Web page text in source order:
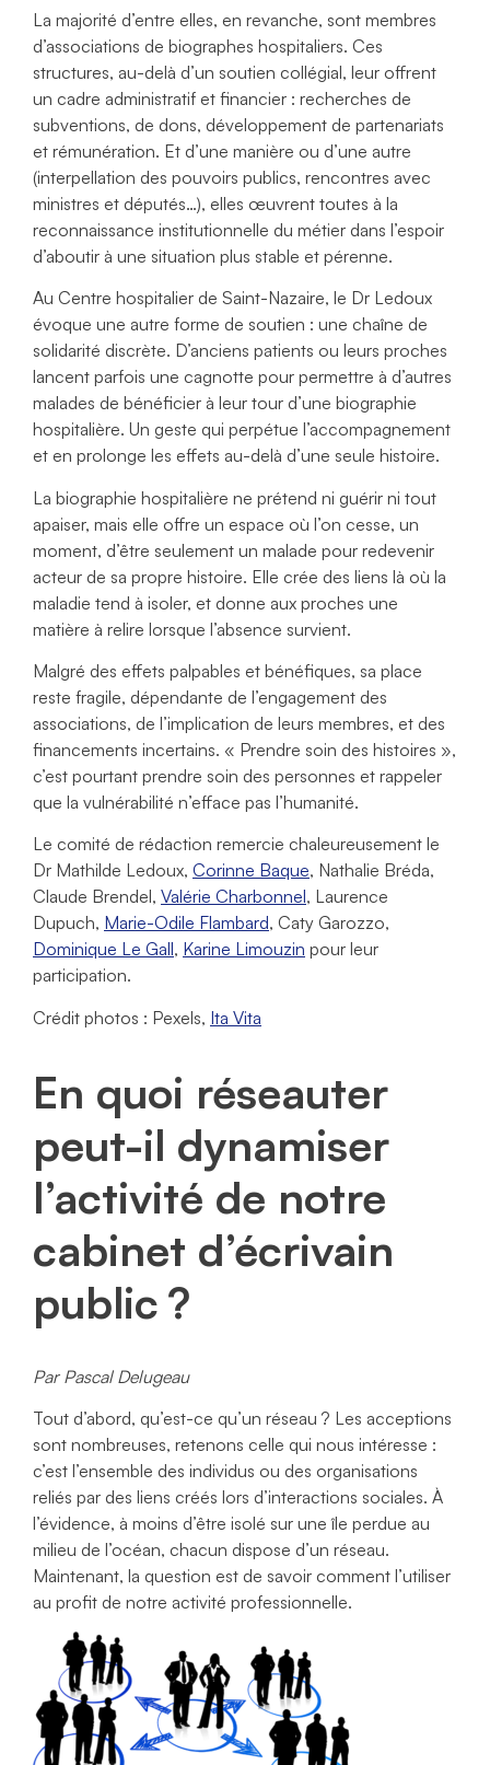
La majorité d’entre elles, en revanche, sont membres
d’associations de biographes hospitaliers. Ces
structures, au-delà d’un soutien collégial, leur offrent
un cadre administratif et financier : recherches de
subventions, de dons, développement de partenariats
et rémunération. Et d’une manière ou d’une autre
(interpellation des pouvoirs publics, rencontres avec
ministres et députés…), elles œuvrent toutes à la
reconnaissance institutionnelle du métier dans l’espoir
d’aboutir à une situation plus stable et pérenne.
Au Centre hospitalier de Saint-Nazaire, le Dr Ledoux
évoque une autre forme de soutien : une chaîne de
solidarité discrète. D’anciens patients ou leurs proches
lancent parfois une cagnotte pour permettre à d’autres
malades de bénéficier à leur tour d’une biographie
hospitalière. Un geste qui perpétue l’accompagnement
et en prolonge les effets au-delà d’une seule histoire.
La biographie hospitalière ne prétend ni guérir ni tout
apaiser, mais elle offre un espace où l’on cesse, un
moment, d’être seulement un malade pour redevenir
acteur de sa propre histoire. Elle crée des liens là où la
maladie tend à isoler, et donne aux proches une
matière à relire lorsque l’absence survient.
Malgré des effets palpables et bénéfiques, sa place
reste fragile, dépendante de l’engagement des
associations, de l’implication de leurs membres, et des
financements incertains. « Prendre soin des histoires »,
c’est pourtant prendre soin des personnes et rappeler
que la vulnérabilité n’efface pas l’humanité.
Le comité de rédaction remercie chaleureusement le
Dr Mathilde Ledoux, Corinne Baque, Nathalie Bréda,
Claude Brendel, Valérie Charbonnel, Laurence
Dupuch, Marie-Odile Flambard, Caty Garozzo,
Dominique Le Gall, Karine Limouzin pour leur
participation.
Crédit photos : Pexels, Ita Vita
En quoi réseauter
peut-il dynamiser
l’activité de notre
cabinet d’écrivain
public ?
Par Pascal Delugeau
Tout d’abord, qu’est-ce qu’un réseau ? Les acceptions
sont nombreuses, retenons celle qui nous intéresse :
c’est l’ensemble des individus ou des organisations
reliés par des liens créés lors d’interactions sociales. À
l’évidence, à moins d’être isolé sur une île perdue au
milieu de l’océan, chacun dispose d’un réseau.
Maintenant, la question est de savoir comment l’utiliser
au profit de notre activité professionnelle.